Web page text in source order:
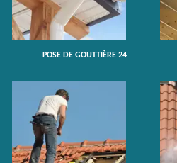
POSE DE GOUTTIÈRE 24